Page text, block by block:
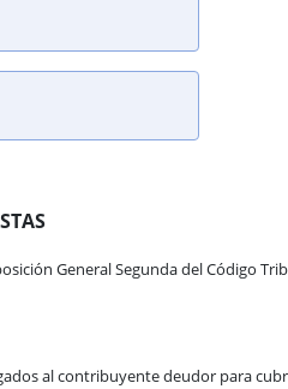
General Segunda del Código
al contribuyente deudor para